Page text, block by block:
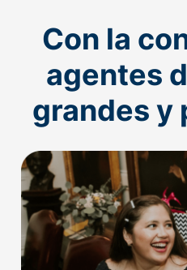
Con la
agentes
grandes y